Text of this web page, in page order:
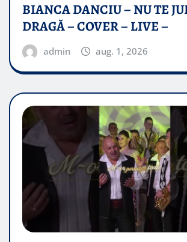
BIANCA DANCIU – NU TE
DRAGĂ – COVER – LIVE –
admin aug. 1, 2026